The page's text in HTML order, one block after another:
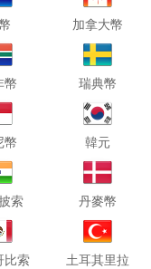
加拿大幣
幣 瑞典幣
幣 韓元
索 丹麥幣
比索 土耳其里拉